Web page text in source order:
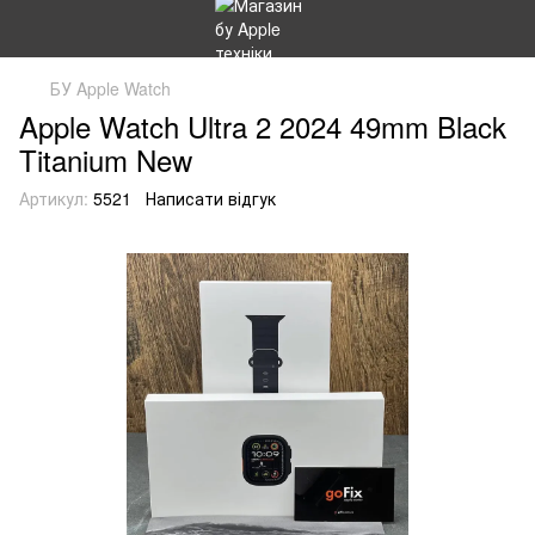
БУ Apple Watch
Apple Watch Ultra 2 2024 49mm Black
Titanium New
Артикул: 5521 Написати відгук